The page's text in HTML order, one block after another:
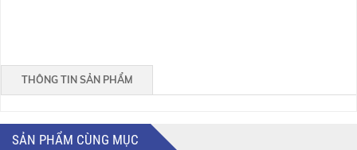
THÔNG TIN SẢN PHẨM
SẢN PHẨM CÙNG MỤC